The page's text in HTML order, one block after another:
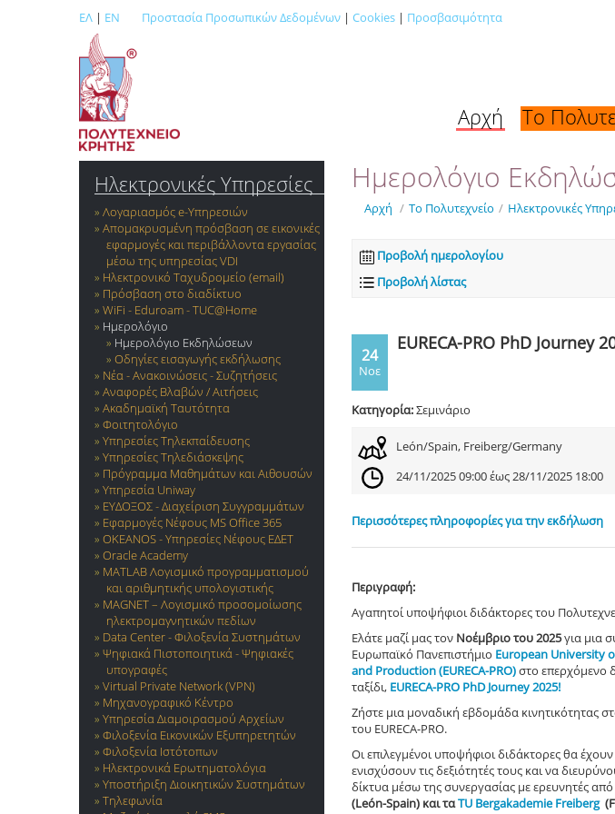
ΕΛ | EN Προστασία Προσωπικών Δεδομένων | Cookies | Προσβασιμότητα
Αρχή Το
Ηλεκτρονικές Υπηρεσίες
Λογαριασμός e-Yπηρεσιών
Απομακρυσμένη πρόσβαση σε εικονικές
εφαρμογές και περιβάλλοντα εργασίας
μέσω της υπηρεσίας VDI
Ηλεκτρονικό Ταχυδρομείο (email)
Πρόσβαση στο διαδίκτυο
WiFi - Eduroam - TUC@Home
Ημερολόγιο
Ημερολόγιο Εκδηλώσεων
Οδηγίες εισαγωγής εκδήλωσης
Νέα - Ανακοινώσεις - Συζητήσεις
Αναφορές Βλαβών / Αιτήσεις
Ακαδημαϊκή Ταυτότητα
Φοιτητολόγιο
Υπηρεσίες Τηλεκπαίδευσης
Υπηρεσίες Τηλεδιάσκεψης
Πρόγραμμα Μαθημάτων και Αιθουσών
Υπηρεσία Uniway
ΕΥΔΟΞΟΣ - Διαχείριση Συγγραμμάτων
Εφαρμογές Νέφους MS Office 365
OKEANOS - Υπηρεσίες Νέφους ΕΔΕΤ
Oracle Academy
MATLAB Λογισμικό προγραμματισμού
και αριθμητικής υπολογιστικής
MAGNET – Λογισμικό προσομοίωσης
ηλεκτρομαγνητικών πεδίων
Data Center - Φιλοξενία Συστημάτων
Ψηφιακά Πιστοποιητικά - Ψηφιακές
υπογραφές
Virtual Private Network (VPN)
Μηχανογραφικό Κέντρο
Υπηρεσία Διαμοιρασμού Αρχείων
Φιλοξενία Εικονικών Εξυπηρετητών
Φιλοξενία Ιστότοπων
Ηλεκτρονικά Ερωτηματολόγια
Υποστήριξη Διοικητικών Συστημάτων
Τηλεφωνία
Ημερολόγιο
Αρχή / Το Πολυτεχνείο / Ηλεκτρονικές
Προβολή ημερολογίου
Προβολή λίστας
24
Νοε
EURECA-PRO PhD Journey
Κατηγορία:Σεμινάριο
León/Spain, Freiberg/Germany
24/11/2025 09:00 έως 28/11/2025 18:00
Περισσότερες πληροφορίες για την εκδήλωση
Περιγραφή:
Αγαπητοί υποψήφιοι διδάκτορες του
Eλάτε μαζί μας τον Νοέμβριο του 2025για μια
Ευρωπαϊκό Πανεπιστήμιο European University
and Production (EURECA-PRO)στο επερχόμενο
ταξίδι, EURECA-PRO PhD Journey 2025!
Ζήστε μια μοναδική εβδομάδα κινητικότητας
του EURECA-PRO.
Οι επιλεγμένοι υποψήφιοι διδάκτορες θα
ενισχύσουν τις δεξιότητές τους και να
δίκτυα μέσω της συνεργασίας με ερευνητές από
(León-Spain) και ταTU Bergakademie Freiberg (